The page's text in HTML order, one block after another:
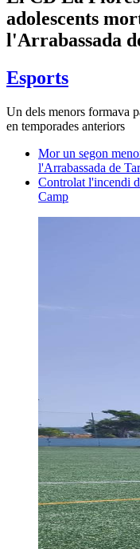
adolescents
l'Arrabassada
Esports
Un dels menors formava
en temporades anteriors
Mor un segon
l'Arrabassada de
Controlat l'incendi
Camp